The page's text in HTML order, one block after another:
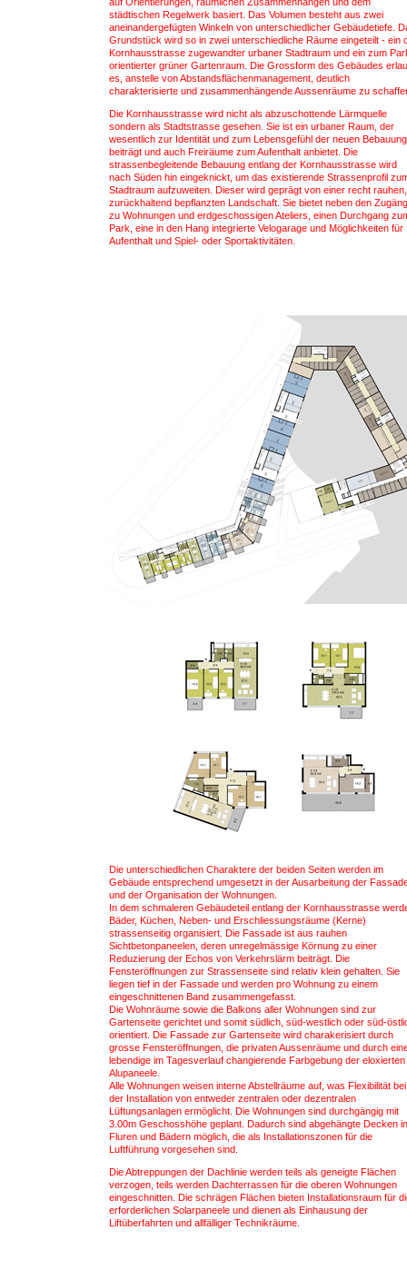
städtischen Regelwerk basiert. Das Volumen besteht aus zwei
aneinandergefügten Winkeln von unterschiedlicher Gebäudetiefe.
Grundstück wird so in zwei unterschiedliche Räume eingeteilt - ein
Kornhausstrasse zugewandter urbaner Stadtraum und ein zum
orientierter grüner Gartenraum. Die Grossform des Gebäudes
es, anstelle von Abstandsflächenmanagement, deutlich
charakterisierte und zusammenhängende Aussenräume zu
Die Kornhausstrasse wird nicht als abzuschottende Lärmquelle
sondern als Stadtstrasse gesehen. Sie ist ein urbaner Raum, der
wesentlich zur Identität und zum Lebensgefühl der neuen Bebauung
beiträgt und auch Freiräume zum Aufenthalt anbietet. Die
strassenbegleitende Bebauung entlang der Kornhausstrasse wird
nach Süden hin eingeknickt, um das existierende Strassenprofil
Stadtraum aufzuweiten. Dieser wird geprägt von einer recht rauhen,
zurückhaltend bepflanzten Landschaft. Sie bietet neben den
zu Wohnungen und erdgeschossigen Ateliers, einen Durchgang
Park, eine in den Hang integrierte Velogarage und Möglichkeiten für
Aufenthalt und Spiel- oder Sportaktivitäten.
Die unterschiedlichen Charaktere der beiden Seiten werden im
Gebäude entsprechend umgesetzt in der Ausarbeitung der
und der Organisation der Wohnungen.
In dem schmaleren Gebäudeteil entlang der Kornhausstrasse
Bäder, Küchen, Neben- und Erschliessungsräume (Kerne)
strassenseitig organisiert. Die Fassade ist aus rauhen
Sichtbetonpaneelen, deren unregelmässige Körnung zu einer
Reduzierung der Echos von Verkehrslärm beiträgt. Die
Fensteröffnungen zur Strassenseite sind relativ klein gehalten. Sie
liegen tief in der Fassade und werden pro Wohnung zu einem
eingeschnittenen Band zusammengefasst.
Die Wohnräume sowie die Balkons aller Wohnungen sind zur
Gartenseite gerichtet und somit südlich, süd-westlich oder süd-
orientiert. Die Fassade zur Gartenseite wird charakerisiert durch
grosse Fensteröffnungen, die privaten Aussenräume und durch
lebendige im Tagesverlauf changierende Farbgebung der eloxierten
Alupaneele.
Alle Wohnungen weisen interne Abstellräume auf, was Flexibilität bei
der Installation von entweder zentralen oder dezentralen
Lüftungsanlagen ermöglicht. Die Wohnungen sind durchgängig mit
3.00m Geschosshöhe geplant. Dadurch sind abgehängte Decken in
Fluren und Bädern möglich, die als Installationszonen für die
Luftführung vorgesehen sind.
Die Abtreppungen der Dachlinie werden teils als geneigte Flächen
verzogen, teils werden Dachterrassen für die oberen Wohnungen
eingeschnitten. Die schrägen Flächen bieten Installationsraum für
erforderlichen Solarpaneele und dienen als Einhausung der
Liftüberfahrten und allfälliger Technikräume.